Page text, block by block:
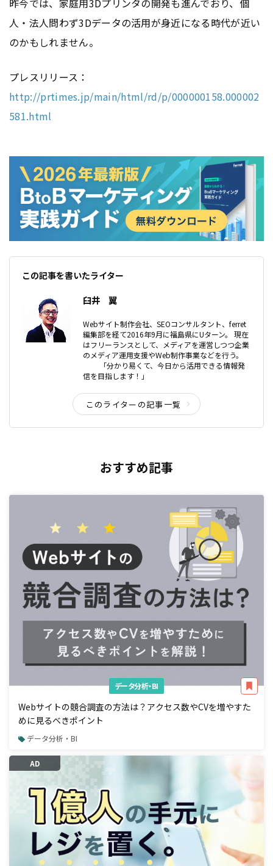
昨今では、家庭用3Dプリンタの開発も進んでおり、個
人・法人問わず3Dデータの活用が身近になる時代が近い
のかもしれません。
プレスリリース：
http://prtimes.jp/main/html/rd/p/000000158.000002
581.html
この記事を書いたライター
臼井 翼
Webサイト制作会社、SEOコンサルタント、ferret
編集部を経て2016年9月に福島県にUターン。 現在
はフリーランスとして、メディアを運営しつつ企業
のメディア運用支援やWeb制作事業などを行う。
「分かり易くて、今日から活用できる情報発
信を目指します！」
このライターの記事一覧
おすすめ記事
データ分析・BI
Webサイトの競合調査の方法は？アクセス数やCVを増やすた
めに見るべきポイント
データ分析・BI
AD